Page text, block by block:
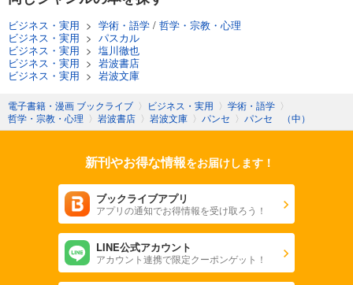
ビジネス・実用 > 学術・語学 / 哲学・宗教・心理
ビジネス・実用 > パスカル
ビジネス・実用 > 塩川徹也
ビジネス・実用 > 岩波書店
ビジネス・実用 > 岩波文庫
電子書籍・漫画 ブックライブ 〉 ビジネス・実用 〉 学術・語学 〉
哲学・宗教・心理 〉 岩波書店 〉 岩波文庫 〉 パンセ 〉 パンセ （中）
新刊やお得な情報をお届けします！
ブックライブアプリ
アプリの通知でお得情報を受け取ろう！
LINE公式アカウント
アカウント連携で限定クーポンゲット！